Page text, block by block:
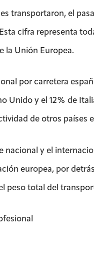
transportaron, el
cifra representa
la Unión Europea.
por carretera
Unido y el 12% de
de otros países
nacional y el
europea, por
peso total del